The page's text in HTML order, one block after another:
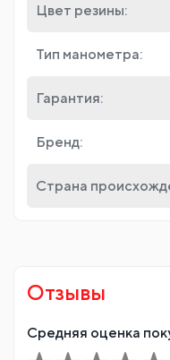
Цвет резины:
Тип манометра:
Гарантия:
Бренд:
Страна
Отзывы
Средняя оценка